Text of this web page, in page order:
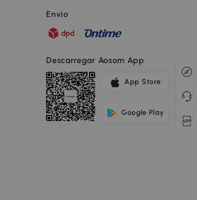
Envio
Descarregar Aosom App
App Store
Google Play